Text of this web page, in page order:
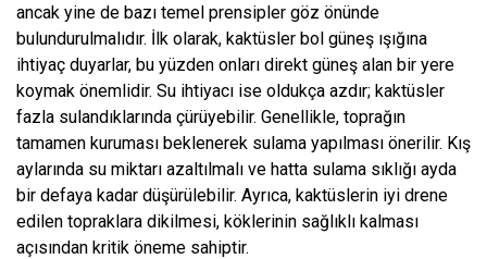
ancak yine de bazı temel prensipler göz önünde
bulundurulmalıdır. İlk olarak, kaktüsler bol güneş ışığına
ihtiyaç duyarlar, bu yüzden onları direkt güneş alan bir yere
koymak önemlidir. Su ihtiyacı ise oldukça azdır; kaktüsler
fazla sulandıklarında çürüyebilir. Genellikle, toprağın
tamamen kuruması beklenerek sulama yapılması önerilir. Kış
aylarında su miktarı azaltılmalı ve hatta sulama sıklığı ayda
bir defaya kadar düşürülebilir. Ayrıca, kaktüslerin iyi drene
edilen topraklara dikilmesi, köklerinin sağlıklı kalması
açısından kritik öneme sahiptir.